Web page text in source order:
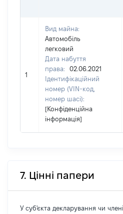
1
Вид майна:
Автомобіль
легковий
Дата набуття
права:
02.06.2021
Ідентифікаційний
номер (VIN-код,
номер шасі):
[Конфіденційна
інформація]
7. Цінні папери
У суб'єкта декларування чи